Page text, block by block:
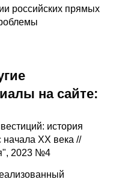
российских прямых
на сайте:
история
начала XX века //
2023 №4